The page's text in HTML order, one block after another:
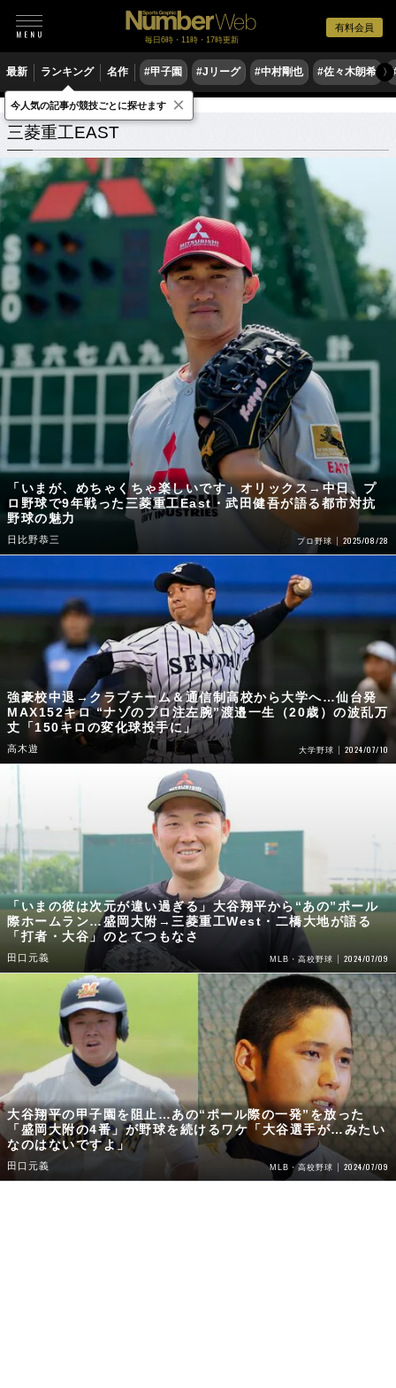
有料会員
毎日6時・11時・17時更新
最新 ランキング 名作 #甲子園 #Jリーグ #中村剛也 #佐々木朗希 〉
三菱重工EAST 関連記事
三菱重工EAST
「いまが、めちゃくちゃ楽しいです」オリックス→中日、プ
ロ野球で9年戦った三菱重工East・武田健吾が語る都市対抗
野球の魅力
日比野恭三 プロ野球 2025/08/28
強豪校中退→クラブチーム＆通信制高校から大学へ…仙台発
MAX152キロ “ナゾのプロ注左腕”渡邉一生（20歳）の波乱万
丈「150キロの変化球投手に」
高木遊 大学野球 2024/07/10
「いまの彼は次元が違い過ぎる」大谷翔平から“あの”ポール
際ホームラン…盛岡大附→三菱重工West・二橋大地が語る
「打者・大谷」のとてつもなさ
田口元義 MLB・高校野球 2024/07/09
大谷翔平の甲子園を阻止…あの“ポール際の一発”を放った
「盛岡大附の4番」が野球を続けるワケ「大谷選手が…みたい
なのはないですよ」
田口元義 MLB・高校野球 2024/07/09
今人気の記事が競技ごとに探せます ×